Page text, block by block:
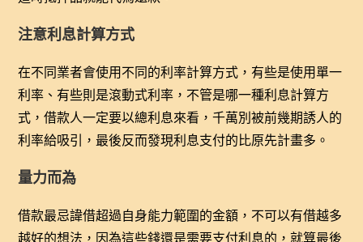
注意利息計算方式
在不同業者會使用不同的利率計算方式，有些是使用單一
利率、有些則是滾動式利率，不管是哪一種利息計算方
式，借款人一定要以總利息來看，千萬別被前幾期誘人的
利率給吸引，最後反而發現利息支付的比原先計畫多。
量力而為
借款最忌諱借超過自身能力範圍的金額，不可以有借越多
越好的想法，因為這些錢還是需要支付利息的，就算最後